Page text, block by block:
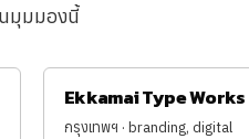
มุมมองนี้
Ekkamai Type Works
กรุงเทพฯ · branding, digital